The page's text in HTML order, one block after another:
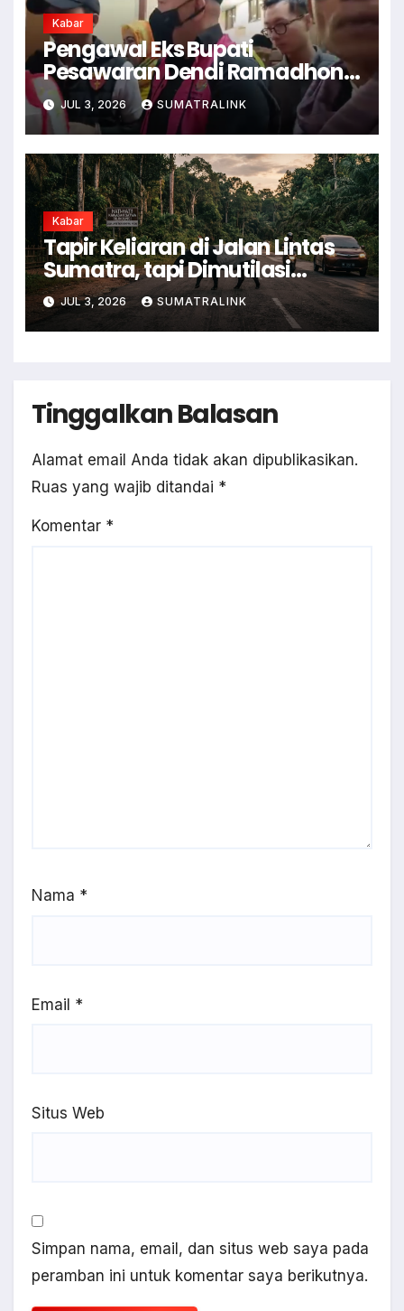
Kabar
Pengawal Eks Bupati
Pesawaran Dendi Ramadhona
Pukul Kamera Wartawan
JUL 3, 2026 SUMATRALINK
Kabar
Tapir Keliaran di Jalan Lintas
Sumatra, tapi Dimutilasi
Warga
JUL 3, 2026 SUMATRALINK
Tinggalkan Balasan
Alamat email Anda tidak akan dipublikasikan.
Ruas yang wajib ditandai *
Komentar *
Nama *
Email *
Situs Web
Simpan nama, email, dan situs web saya pada
peramban ini untuk komentar saya berikutnya.